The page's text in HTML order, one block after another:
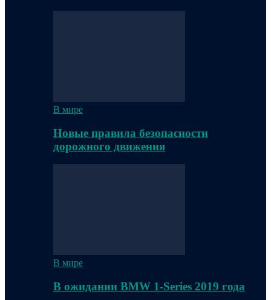
В мире
Новые правила безопасности
дорожного движения
В мире
В ожидании BMW 1-Series 2019 года